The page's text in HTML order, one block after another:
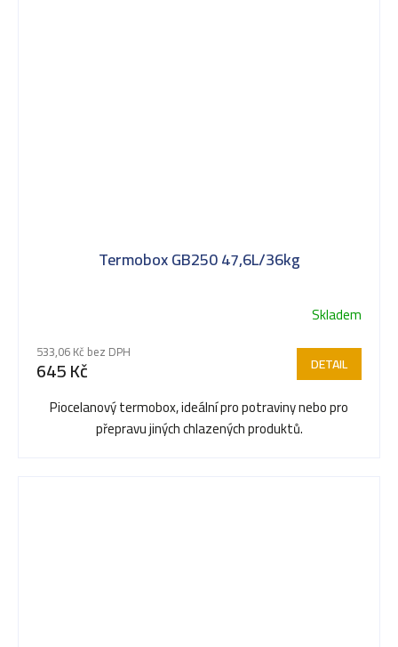
Termobox GB250 47,6L/36kg
Skladem
533,06 Kč bez DPH
645 Kč DETAIL
Piocelanový termobox, ideální pro potraviny nebo pro
přepravu jiných chlazených produktů.